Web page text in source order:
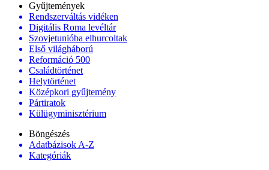
Gyűjtemények
Rendszerváltás vidéken
Digitális Roma levéltár
Szovjetunióba elhurcoltak
Első világháború
Reformáció 500
Családtörténet
Helytörténet
Középkori gyűjtemény
Pártiratok
Külügyminisztérium
Böngészés
Adatbázisok A-Z
Kategóriák